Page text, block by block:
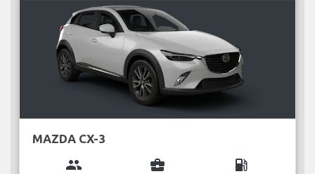
MAZDA CX-3
group business_center local_gas_station